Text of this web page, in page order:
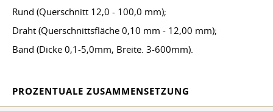
Rund (Querschnitt 12,0 - 100,0 mm);
Draht (Querschnittsfläche 0,10 mm - 12,00 mm);
Band (Dicke 0,1-5,0mm, Breite. 3-600mm).
PROZENTUALE ZUSAMMENSETZUNG